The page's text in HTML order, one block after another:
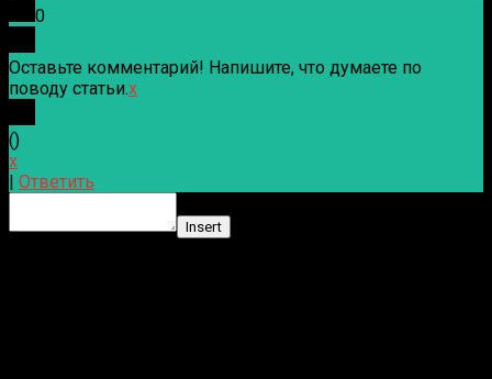
0
Оставьте комментарий! Напишите, что думаете по
поводу статьи.x
()
x
Ответить
Insert